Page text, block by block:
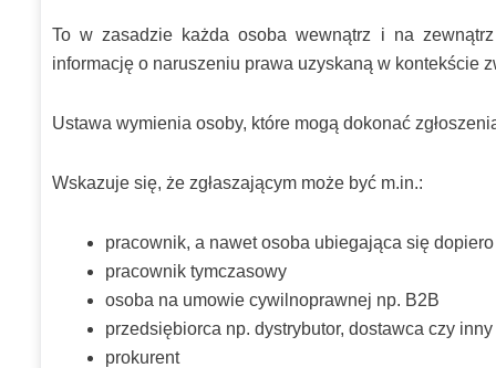
To w zasadzie każda osoba wewnątrz i na
informację o naruszeniu prawa uzyskaną w kontekście
Ustawa wymienia osoby, które mogą dokonać
Wskazuje się, że zgłaszającym może być m.in.:
pracownik, a nawet osoba ubiegająca się
pracownik tymczasowy
osoba na umowie cywilnoprawnej np. B2B
przedsiębiorca np. dystrybutor, dostawca czy
prokurent